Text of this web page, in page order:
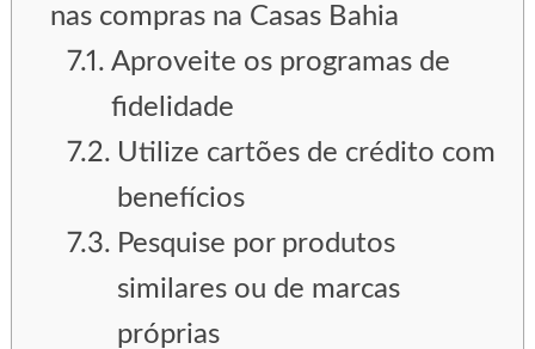
nas compras na Casas Bahia
Aproveite os programas de
fidelidade
Utilize cartões de crédito com
benefícios
Pesquise por produtos
similares ou de marcas
próprias